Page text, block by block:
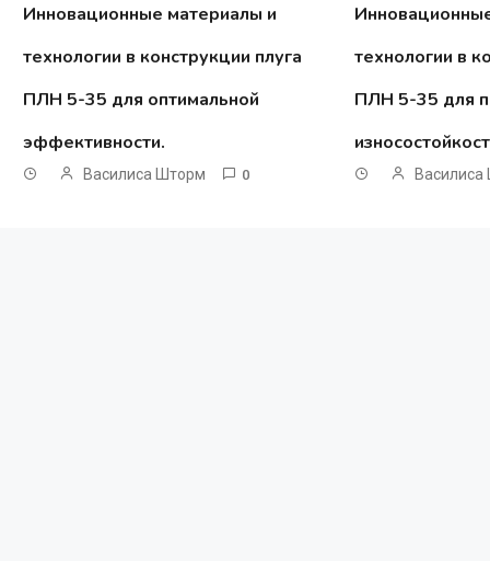
Инновационные материалы и
технологии в конструкции плуга
ПЛН 5-35 для оптимальной
эффективности.
Василиса Шторм 0
технологии в
ПЛН 5-35 для